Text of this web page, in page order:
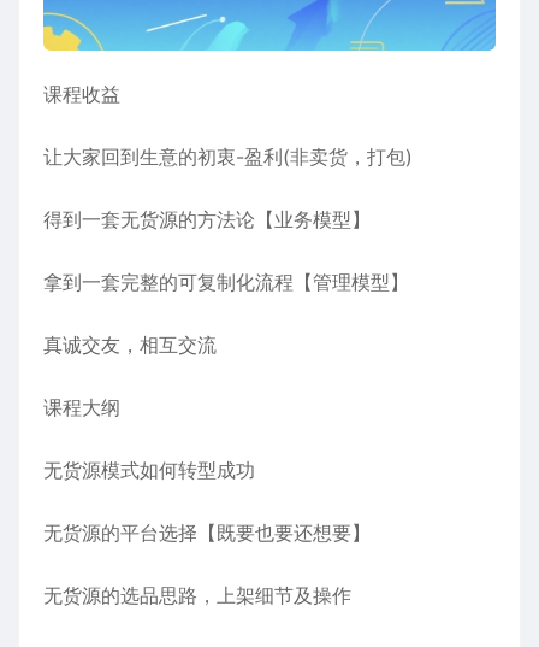
课程收益
让大家回到生意的初衷-盈利(非卖货，打包)
得到一套无货源的方法论【业务模型】
拿到一套完整的可复制化流程【管理模型】
真诚交友，相互交流
课程大纲
无货源模式如何转型成功
无货源的平台选择【既要也要还想要】
无货源的选品思路，上架细节及操作